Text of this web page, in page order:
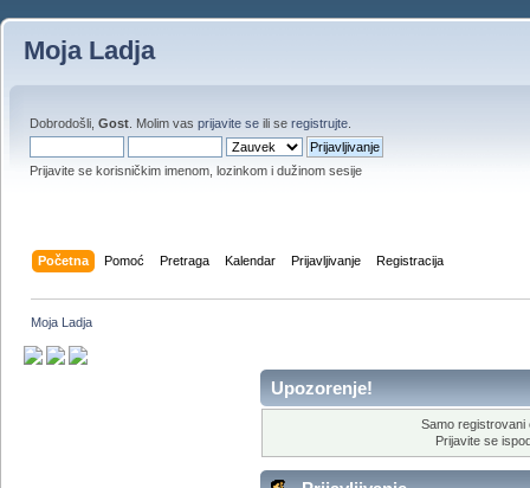
Moja Ladja
Dobrodošli, Gost . Molim vas prijavite se ili se registrujte
Prijavite se korisničkim imenom, lozinkom i dužinom sesije
Početna Pomoć Pretraga Kalendar Prijavljivanje Registracija
Moja Ladja
Upozorenje!
Samo registrovani
Prijavite se